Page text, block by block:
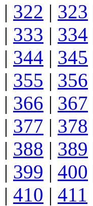
| 322 | 323
| 333 | 334
| 344 | 345
| 355 | 356
| 366 | 367
| 377 | 378
| 388 | 389
| 399 | 400
| 410 | 411